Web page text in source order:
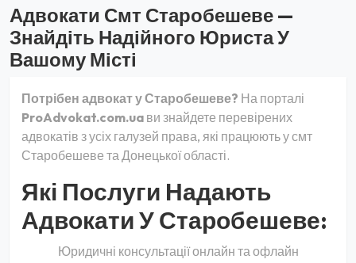
Адвокати Смт Старобешеве —
Знайдіть Надійного Юриста У
Вашому Місті
Потрібен адвокат у Старобешеве? На порталі
ProAdvokat.com.ua ви знайдете перевірених
адвокатів з усіх галузей права, які працюють у смт
Старобешеве та Донецької області.
Які Послуги Надають
Адвокати У Старобешеве:
Юридичні консультації онлайн та офлайн